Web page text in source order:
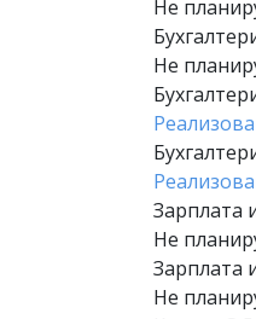
Не
Не
Зарплата
Не
Зарплата
Не